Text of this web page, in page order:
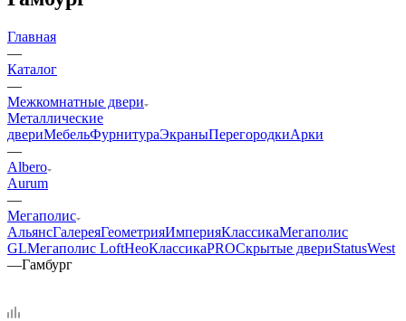
Главная
—
Каталог
—
Межкомнатные двери
Металлические
двериМебельФурнитураЭкраныПерегородкиАрки
—
Albero
Aurum
—
Мегаполис
АльянсГалереяГеометрияИмперияКлассикаМегаполис
GLМегаполис LoftНеоКлассикаPROСкрытые двериStatusWest
—Гамбург